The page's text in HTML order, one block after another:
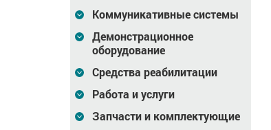
Коммуникативные системы
Демонстрационное
оборудование
Средства реабилитации
Работа и услуги
Запчасти и комплектующие